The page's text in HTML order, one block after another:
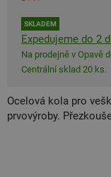
SKLADEM
Expedujeme do 2
Na prodejně v Opavě
Centrální sklad 20 ks.
Ocelová kola pro
prvovýroby.